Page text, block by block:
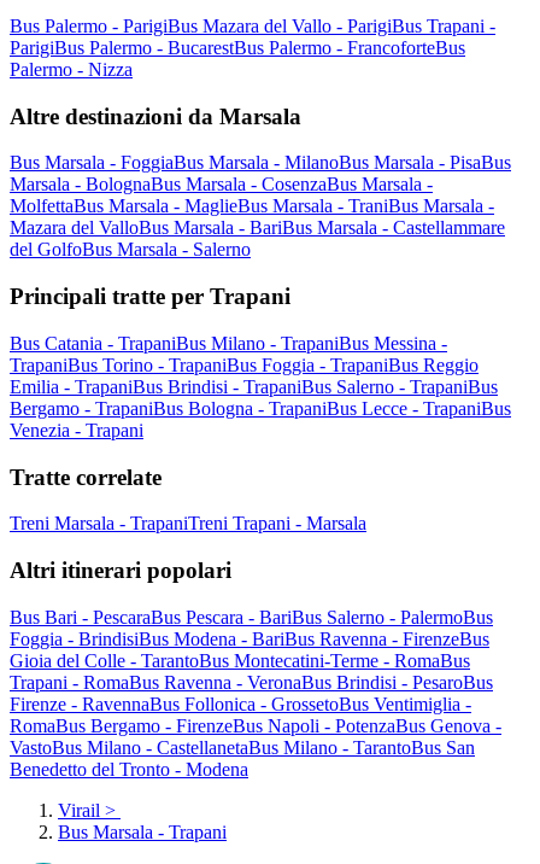
Bus Palermo - ParigiBus Mazara del Vallo - ParigiBus Trapani -
ParigiBus Palermo - BucarestBus Palermo - FrancoforteBus
Palermo - Nizza
Altre destinazioni da Marsala
Bus Marsala - FoggiaBus Marsala - MilanoBus Marsala - PisaBus
Marsala - BolognaBus Marsala - CosenzaBus Marsala -
MolfettaBus Marsala - MaglieBus Marsala - TraniBus Marsala -
Mazara del ValloBus Marsala - BariBus Marsala - Castellammare
del GolfoBus Marsala - Salerno
Principali tratte per Trapani
Bus Catania - TrapaniBus Milano - TrapaniBus Messina -
TrapaniBus Torino - TrapaniBus Foggia - TrapaniBus Reggio
Emilia - TrapaniBus Brindisi - TrapaniBus Salerno - TrapaniBus
Bergamo - TrapaniBus Bologna - TrapaniBus Lecce - TrapaniBus
Venezia - Trapani
Tratte correlate
Treni Marsala - TrapaniTreni Trapani - Marsala
Altri itinerari popolari
Bus Bari - PescaraBus Pescara - BariBus Salerno - PalermoBus
Foggia - BrindisiBus Modena - BariBus Ravenna - FirenzeBus
Gioia del Colle - TarantoBus Montecatini-Terme - RomaBus
Trapani - RomaBus Ravenna - VeronaBus Brindisi - PesaroBus
Firenze - RavennaBus Follonica - GrossetoBus Ventimiglia -
RomaBus Bergamo - FirenzeBus Napoli - PotenzaBus Genova -
VastoBus Milano - CastellanetaBus Milano - TarantoBus San
Benedetto del Tronto - Modena
Virail >
Bus Marsala - Trapani